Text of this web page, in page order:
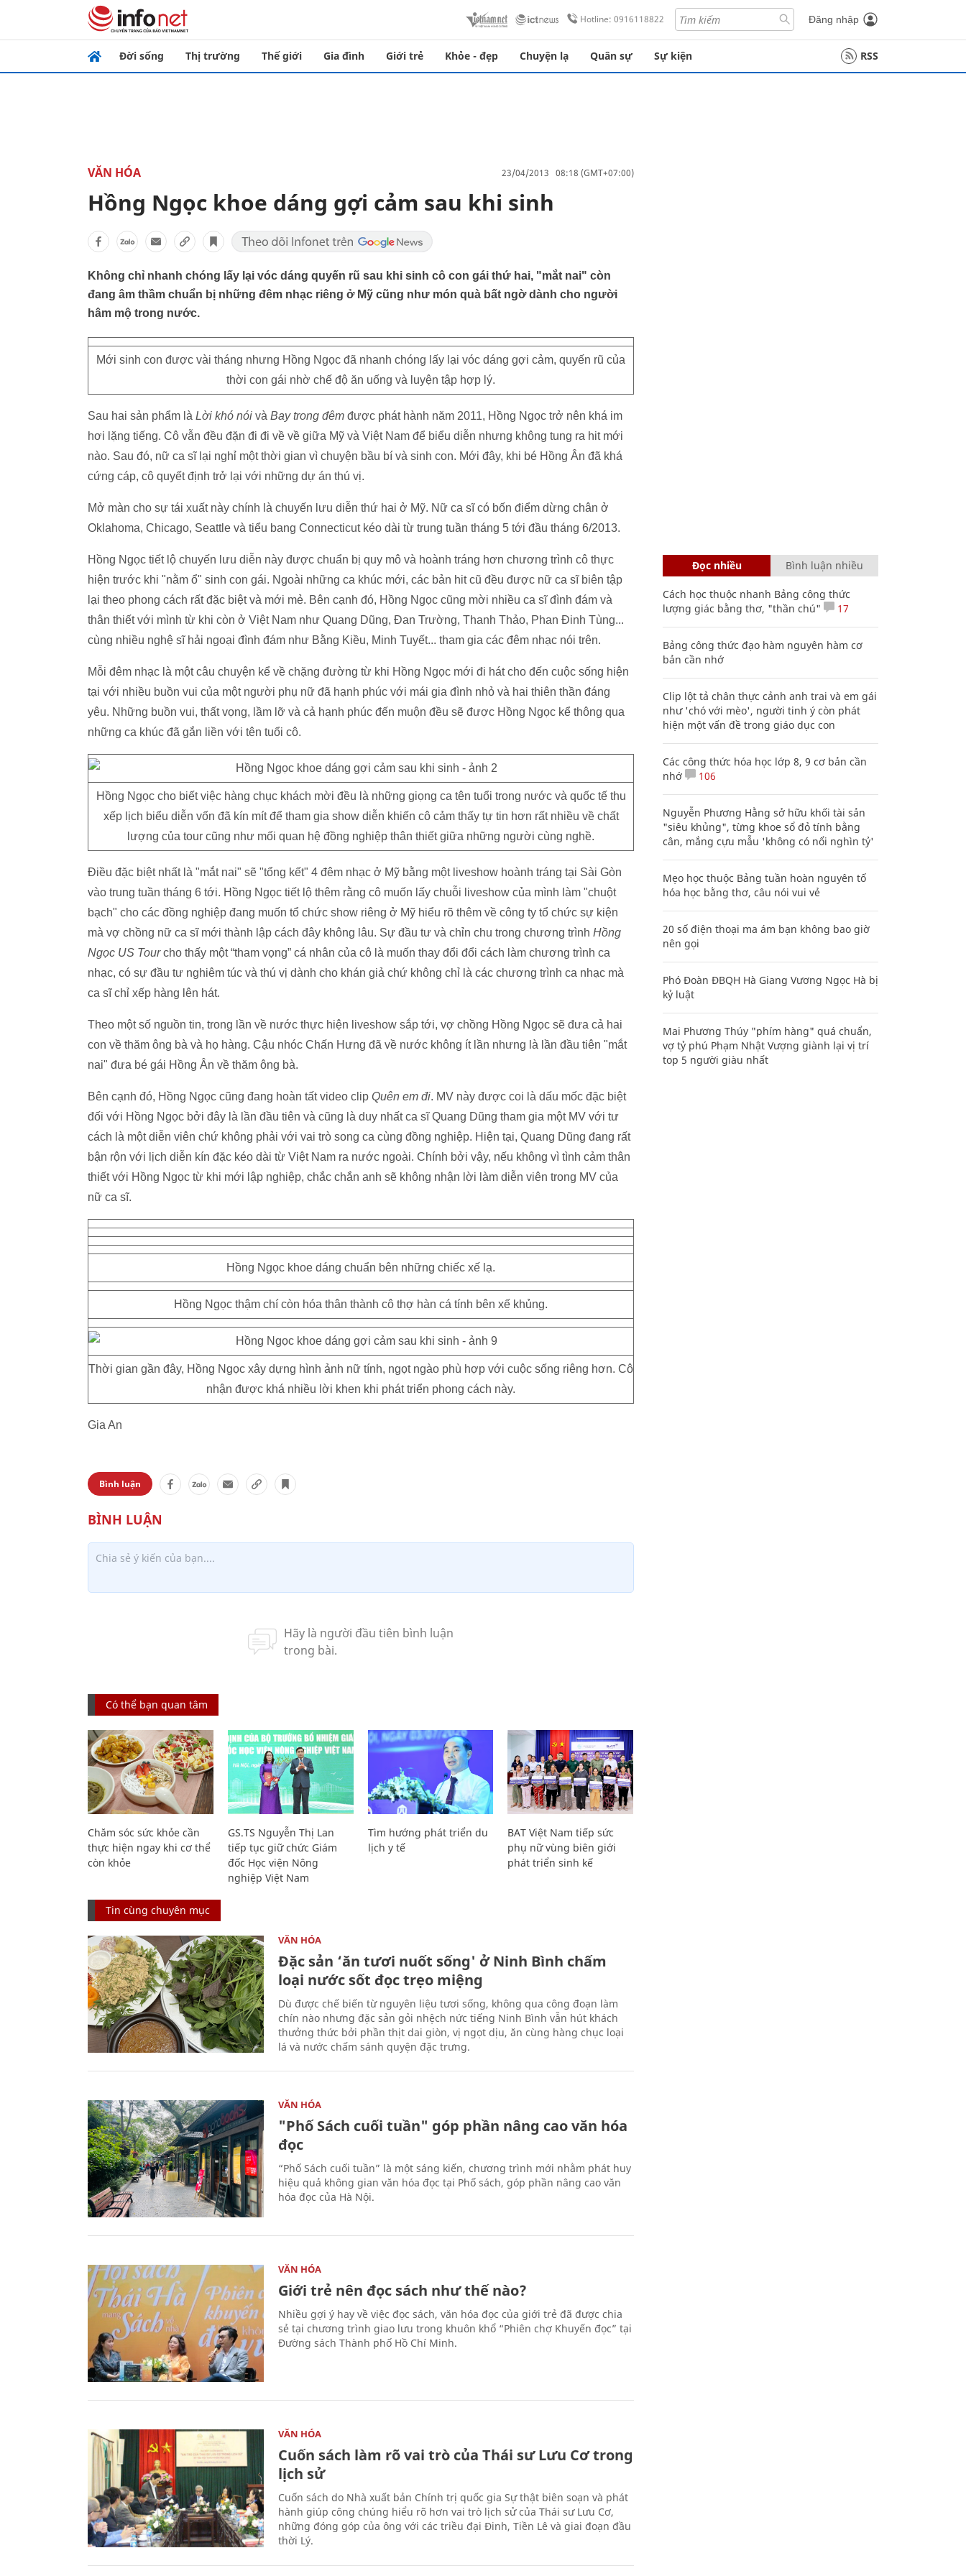
Hotline: 0916118822 Đăng nhập
Đời sống Thị trường Thế giới Gia đình Giới trẻ Khỏe - đẹp Chuyện lạ Quân sự Sự kiện RSS
VĂN HÓA 23/04/2013 08:18 (GMT+07:00)
Hồng Ngọc khoe dáng gợi cảm sau khi sinh
Không chỉ nhanh chóng lấy lại vóc dáng quyến rũ sau khi sinh cô con gái thứ hai, "mắt nai" còn
đang âm thầm chuẩn bị những đêm nhạc riêng ở Mỹ cũng như món quà bất ngờ dành cho người
hâm mộ trong nước.
Mới sinh con được vài tháng nhưng Hồng Ngọc đã nhanh chóng lấy lại vóc dáng gợi cảm, quyến rũ của
thời con gái nhờ chế độ ăn uống và luyện tập hợp lý.
Sau hai sản phẩm là Lời khó nói và Bay trong đêm được phát hành năm 2011, Hồng Ngọc trở nên khá im
hơi lặng tiếng. Cô vẫn đều đặn đi đi về về giữa Mỹ và Việt Nam để biểu diễn nhưng không tung ra hit mới
nào. Sau đó, nữ ca sĩ lại nghỉ một thời gian vì chuyện bầu bí và sinh con. Mới đây, khi bé Hồng Ân đã khá
cứng cáp, cô quyết định trở lại với những dự án thú vị.
Mở màn cho sự tái xuất này chính là chuyến lưu diễn thứ hai ở Mỹ. Nữ ca sĩ có bốn điểm dừng chân ở
Oklahoma, Chicago, Seattle và tiểu bang Connecticut kéo dài từ trung tuần tháng 5 tới đầu tháng 6/2013.
Hồng Ngọc tiết lộ chuyến lưu diễn này được chuẩn bị quy mô và hoành tráng hơn chương trình cô thực
hiện trước khi "nằm ổ" sinh con gái. Ngoài những ca khúc mới, các bản hit cũ đều được nữ ca sĩ biên tập
lại theo phong cách rất đặc biệt và mới mẻ. Bên cạnh đó, Hồng Ngọc cũng mời nhiều ca sĩ đình đám và
thân thiết với mình từ khi còn ở Việt Nam như Quang Dũng, Đan Trường, Thanh Thảo, Phan Đinh Tùng...
cùng nhiều nghệ sĩ hải ngoại đình đám như Bằng Kiều, Minh Tuyết... tham gia các đêm nhạc nói trên.
Mỗi đêm nhạc là một câu chuyện kể về chặng đường từ khi Hồng Ngọc mới đi hát cho đến cuộc sống hiện
tại với nhiều buồn vui của một người phụ nữ đã hạnh phúc với mái gia đình nhỏ và hai thiên thần đáng
yêu. Những buồn vui, thất vọng, lầm lỡ và cả hạnh phúc đến muộn đều sẽ được Hồng Ngọc kể thông qua
những ca khúc đã gắn liền với tên tuổi cô.
Hồng Ngọc cho biết việc hàng chục khách mời đều là những giọng ca tên tuổi trong nước và quốc tế thu
xếp lịch biểu diễn vốn đã kín mít để tham gia show diễn khiến cô cảm thấy tự tin hơn rất nhiều về chất
lượng của tour cũng như mối quan hệ đồng nghiệp thân thiết giữa những người cùng nghề.
Điều đặc biệt nhất là "mắt nai" sẽ "tổng kết" 4 đêm nhạc ở Mỹ bằng một liveshow hoành tráng tại Sài Gòn
vào trung tuần tháng 6 tới. Hồng Ngọc tiết lộ thêm rằng cô muốn lấy chuỗi liveshow của mình làm "chuột
bạch" cho các đồng nghiệp đang muốn tổ chức show riêng ở Mỹ hiểu rõ thêm về công ty tổ chức sự kiện
mà vợ chồng nữ ca sĩ mới thành lập cách đây không lâu. Sự đầu tư và chỉn chu trong chương trình Hồng
Ngọc US Tourcho thấy một “tham vọng” cá nhân của cô là muốn thay đổi đổi cách làm chương trình ca
nhạc, có sự đầu tư nghiêm túc và thú vị dành cho khán giả chứ không chỉ là các chương trình ca nhạc mà
ca sĩ chỉ xếp hàng lên hát.
Theo một số nguồn tin, trong lần về nước thực hiện liveshow sắp tới, vợ chồng Hồng Ngọc sẽ đưa cả hai
con về thăm ông bà và họ hàng. Cậu nhóc Chấn Hưng đã về nước không ít lần nhưng là lần đầu tiên "mắt
nai" đưa bé gái Hồng Ân về thăm ông bà.
Bên cạnh đó, Hồng Ngọc cũng đang hoàn tất video clip Quên em đi. MV này được coi là dấu mốc đặc biệt
đối với Hồng Ngọc bởi đây là lần đầu tiên và cũng là duy nhất ca sĩ Quang Dũng tham gia một MV với tư
cách là một diễn viên chứ không phải với vai trò song ca cùng đồng nghiệp. Hiện tại, Quang Dũng đang rất
bận rộn với lịch diễn kín đặc kéo dài từ Việt Nam ra nước ngoài. Chính bởi vậy, nếu không vì tình cảm thân
thiết với Hồng Ngọc từ khi mới lập nghiệp, chắc chắn anh sẽ không nhận lời làm diễn viên trong MV của
nữ ca sĩ.
Hồng Ngọc khoe dáng chuẩn bên những chiếc xế lạ.
Hồng Ngọc thậm chí còn hóa thân thành cô thợ hàn cá tính bên xế khủng.
Thời gian gần đây, Hồng Ngọc xây dựng hình ảnh nữ tính, ngọt ngào phù hợp với cuộc sống riêng hơn. Cô
nhận được khá nhiều lời khen khi phát triển phong cách này.
Gia An
Bình luận
Có thể bạn quan tâm
Chăm sóc sức khỏe cần
thực hiện ngay khi cơ thể
còn khỏe
GS.TS Nguyễn Thị Lan
tiếp tục giữ chức Giám
đốc Học viện Nông
nghiệp Việt Nam
Tìm hướng phát triển du
lịch y tế
BAT Việt Nam tiếp sức
phụ nữ vùng biên giới
phát triển sinh kế
Tin cùng chuyên mục
VĂN HÓA
Đặc sản ‘ăn tươi nuốt sống' ở Ninh Bình chấm
loại nước sốt đọc trẹo miệng
Dù được chế biến từ nguyên liệu tươi sống, không qua công đoạn làm
chín nào nhưng đặc sản gỏi nhệch nức tiếng Ninh Bình vẫn hút khách
thưởng thức bởi phần thịt dai giòn, vị ngọt dịu, ăn cùng hàng chục loại
lá và nước chấm sánh quyện đặc trưng.
VĂN HÓA
"Phố Sách cuối tuần" góp phần nâng cao văn hóa
đọc
“Phố Sách cuối tuần” là một sáng kiến, chương trình mới nhằm phát huy
hiệu quả không gian văn hóa đọc tại Phố sách, góp phần nâng cao văn
hóa đọc của Hà Nội.
VĂN HÓA
Giới trẻ nên đọc sách như thế nào?
Nhiều gợi ý hay về việc đọc sách, văn hóa đọc của giới trẻ đã được chia
sẻ tại chương trình giao lưu trong khuôn khổ “Phiên chợ Khuyến đọc” tại
Đường sách Thành phố Hồ Chí Minh.
VĂN HÓA
Cuốn sách làm rõ vai trò của Thái sư Lưu Cơ trong
lịch sử
Cuốn sách do Nhà xuất bản Chính trị quốc gia Sự thật biên soạn và phát
hành giúp công chúng hiểu rõ hơn vai trò lịch sử của Thái sư Lưu Cơ,
những đóng góp của ông với các triều đại Đinh, Tiền Lê và giai đoạn đầu
thời Lý.
Đọc nhiều Bình luận nhiều
Cách học thuộc nhanh Bảng công thức
lượng giác bằng thơ, "thần chú"
17
Bảng công thức đạo hàm nguyên hàm cơ
bản cần nhớ
Clip lột tả chân thực cảnh anh trai và em gái
như 'chó với mèo', người tinh ý còn phát
hiện một vấn đề trong giáo dục con
Các công thức hóa học lớp 8, 9 cơ bản cần
nhớ
106
Nguyễn Phương Hằng sở hữu khối tài sản
"siêu khủng", từng khoe sổ đỏ tính bằng
cân, mắng cựu mẫu 'không có nổi nghìn tỷ'
Mẹo học thuộc Bảng tuần hoàn nguyên tố
hóa học bằng thơ, câu nói vui vẻ
20 số điện thoại ma ám bạn không bao giờ
nên gọi
Phó Đoàn ĐBQH Hà Giang Vương Ngọc Hà bị
kỷ luật
Mai Phương Thúy "phím hàng" quá chuẩn,
vợ tỷ phú Phạm Nhật Vượng giành lại vị trí
top 5 người giàu nhất